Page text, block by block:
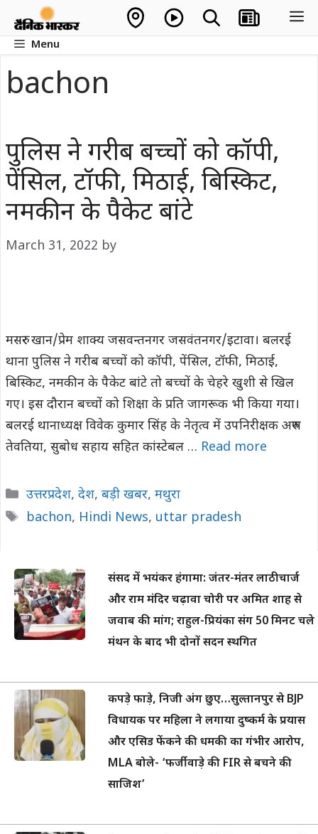
contentMenu
bachon
पुलिस ने गरीब बच्चों को कॉपी,
पेंसिल, टॉफी, मिठाई, बिस्किट,
नमकीन के पैकेट बांटे
March 31, 2022 by
मसरुर खान/प्रेम शाक्य जसवन्तनगर जसवंतनगर/इटावा। बलरई
थाना पुलिस ने गरीब बच्चों को कॉपी, पेंसिल, टॉफी, मिठाई,
बिस्किट, नमकीन के पैकेट बांटे तो बच्चों के चेहरे खुशी से खिल
गए। इस दौरान बच्चों को शिक्षा के प्रति जागरूक भी किया गया।
बलरई थानाध्यक्ष विवेक कुमार सिंह के नेतृत्व में उपनिरीक्षक अरुण
तेवतिया, सुबोध सहाय सहित कांस्टेबल … Read more
Categories
उत्तरप्रदेश, देश, बड़ी खबर, मथुरा
Tags
bachon, Hindi News, uttar pradesh
संसद में भयंकर हंगामा: जंतर-मंतर लाठीचार्ज
और राम मंदिर चढ़ावा चोरी पर अमित शाह से
जवाब की मांग; राहुल-प्रियंका संग 50 मिनट चले
मंथन के बाद भी दोनों सदन स्थगित
कपड़े फाड़े, निजी अंग छुए…सुल्तानपुर से BJP
विधायक पर महिला ने लगाया दुष्कर्म के प्रयास
और एसिड फेंकने की धमकी का गंभीर आरोप,
MLA बोले- ‘फर्जीवाड़े की FIR से बचने की
साजिश’